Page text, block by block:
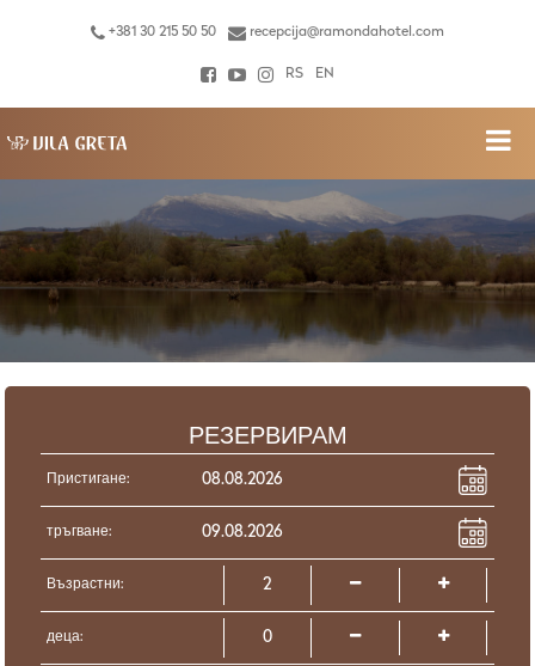
+381 30 215 50 50 recepcija@ramondahotel.com
RS EN
РЕЗЕРВИРАМ
Пристигане:
тръгване:
Възрастни:
деца: